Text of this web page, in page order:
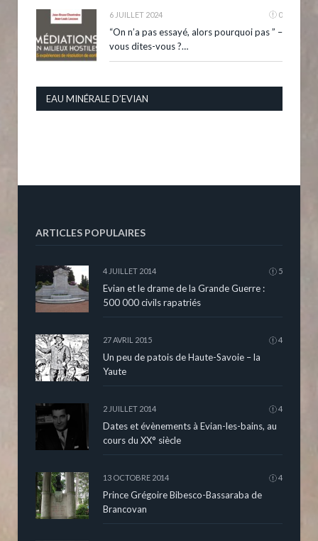
6 JUILLET 2024 0
“On n’a pas essayé, alors pourquoi pas ” –
vous dites-vous ?…
EAU MINÉRALE D’EVIAN
ARTICLES POPULAIRES
4 JUILLET 2014 5
Evian et le drame de la Grande Guerre :
500 000 civils rapatriés
27 AVRIL 2015 4
Un peu de patois de Haute-Savoie – la
Yaute
2 JUILLET 2014 4
Dates et évènements à Evian-les-bains, au
cours du XX° siècle
13 OCTOBRE 2014 4
Prince Grégoire Bibesco-Bassaraba de
Brancovan